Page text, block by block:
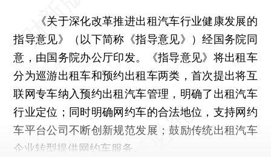
《关于深化改革推进出租汽车行业健康发展的
指导意见》（以下简称《指导意见》）经国务院同
意，由国务院办公厅印发。《指导意见》将出租车
分为巡游出租车和预约出租车两类，首次提出将互
联网专车纳入预约出租汽车管理，明确了出租汽车
行业定位；同时明确网约车的合法地位，支持网约
车平台公司不断创新规范发展；鼓励传统出租汽车
企业转型提供网约车服务。